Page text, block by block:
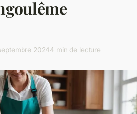
20244 min de lecture